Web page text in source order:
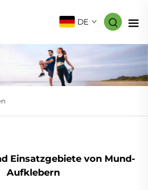
DE
Einsatzgebiete von Mund-
Aufklebern